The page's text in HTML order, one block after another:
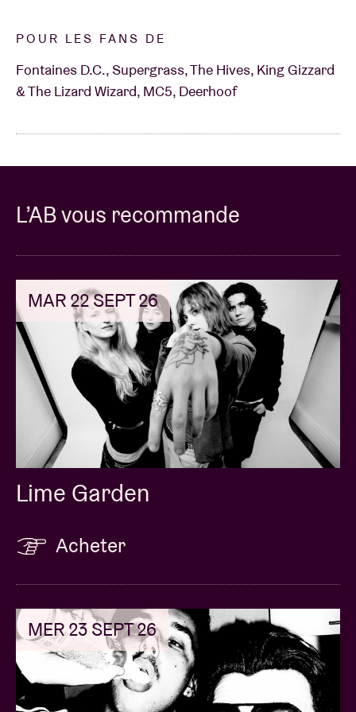
les salles de concerts en matière de promotion
d’artistes émergents.
POUR LES FANS DE
Fontaines D.C., Supergrass, The Hives, King Gizzard
& The Lizard Wizard, MC5, Deerhoof
L’AB vous recommande
MAR 22 SEPT 26
Lime Garden
Acheter
MER 23 SEPT 26